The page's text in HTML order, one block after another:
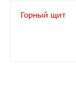
Горный щит